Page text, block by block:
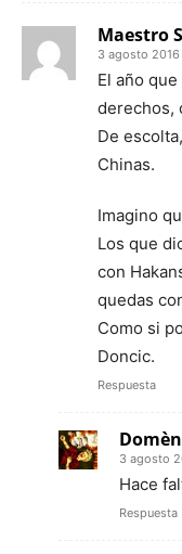
Maestro
3 agosto
El año
derechos,
De
Chinas.
Imagino
Los que
con
quedas
Como si
Doncic.
Respuesta
3 agosto
Hace
Respuesta